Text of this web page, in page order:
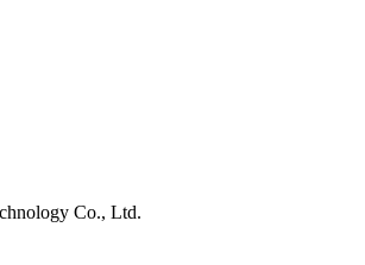
Co., Ltd.